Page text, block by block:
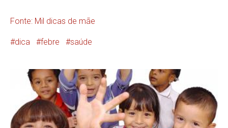
Fonte: Mil dicas de mãe
dica febre saúde